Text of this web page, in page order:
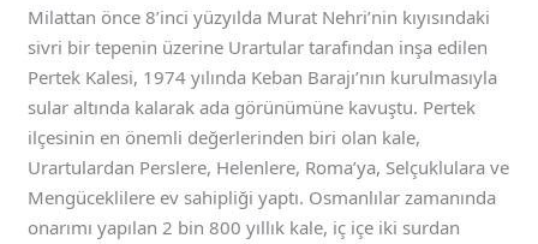
Milattan önce 8’inci yüzyılda Murat Nehri’nin kıyısındaki
sivri bir tepenin üzerine Urartular tarafından inşa edilen
Pertek Kalesi, 1974 yılında Keban Barajı’nın kurulmasıyla
sular altında kalarak ada görünümüne kavuştu. Pertek
ilçesinin en önemli değerlerinden biri olan kale,
Urartulardan Perslere, Helenlere, Roma’ya, Selçuklulara ve
Mengüceklilere ev sahipliği yaptı. Osmanlılar zamanında
onarımı yapılan 2 bin 800 yıllık kale, iç içe iki surdan